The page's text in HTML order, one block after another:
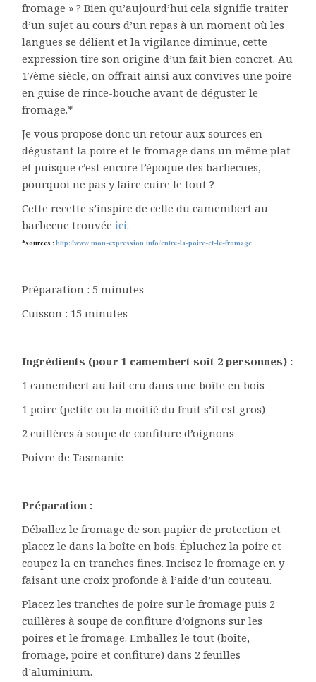
fromage » ? Bien qu’aujourd’hui cela signifie traiter
d’un sujet au cours d’un repas à un moment où les
langues se délient et la vigilance diminue, cette
expression tire son origine d’un fait bien concret. Au
17ème siècle, on offrait ainsi aux convives une poire
en guise de rince-bouche avant de déguster le
fromage.*
Je vous propose donc un retour aux sources en
dégustant la poire et le fromage dans un même plat
et puisque c’est encore l’époque des barbecues,
pourquoi ne pas y faire cuire le tout ?
Cette recette s’inspire de celle du camembert au
barbecue trouvée ici.
*sources : http://www.mon-expression.info/entre-la-poire-et-le-fromage
Préparation : 5 minutes
Cuisson : 15 minutes
Ingrédients (pour 1 camembert soit 2 personnes) :
1 camembert au lait cru dans une boîte en bois
1 poire (petite ou la moitié du fruit s’il est gros)
2 cuillères à soupe de confiture d’oignons
Poivre de Tasmanie
Préparation :
Déballez le fromage de son papier de protection et
placez le dans la boîte en bois. Épluchez la poire et
coupez la en tranches fines. Incisez le fromage en y
faisant une croix profonde à l’aide d’un couteau.
Placez les tranches de poire sur le fromage puis 2
cuillères à soupe de confiture d’oignons sur les
poires et le fromage. Emballez le tout (boîte,
fromage, poire et confiture) dans 2 feuilles
d’aluminium.